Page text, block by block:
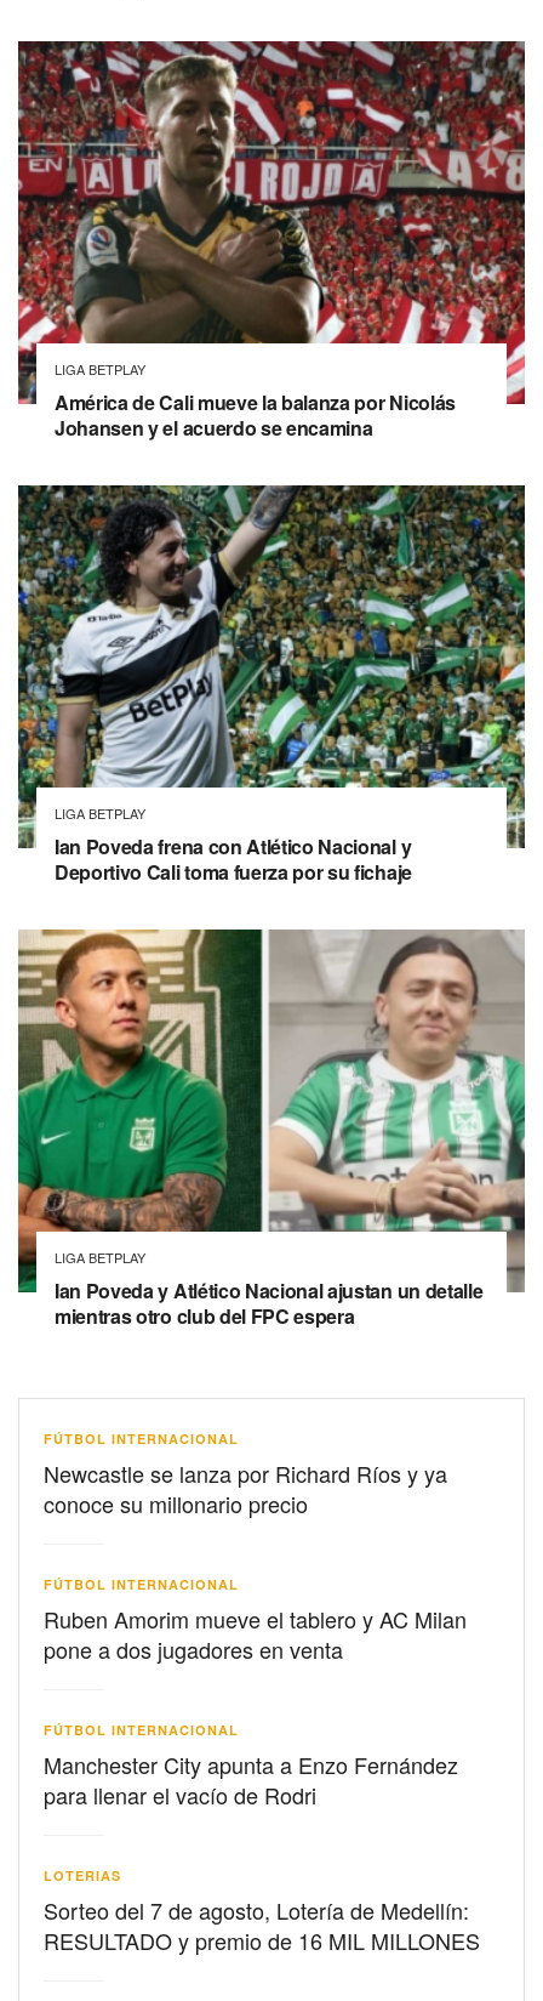
LIGA BETPLAY
América de Cali mueve la balanza por Nicolás
Johansen y el acuerdo se encamina
LIGA BETPLAY
Ian Poveda frena con Atlético Nacional y
Deportivo Cali toma fuerza por su fichaje
LIGA BETPLAY
Ian Poveda y Atlético Nacional ajustan un detalle
mientras otro club del FPC espera
FÚTBOL INTERNACIONAL
Newcastle se lanza por Richard Ríos y ya
conoce su millonario precio
FÚTBOL INTERNACIONAL
Ruben Amorim mueve el tablero y AC Milan
pone a dos jugadores en venta
FÚTBOL INTERNACIONAL
Manchester City apunta a Enzo Fernández
para llenar el vacío de Rodri
LOTERIAS
Sorteo del 7 de agosto, Lotería de Medellín:
RESULTADO y premio de 16 MIL MILLONES